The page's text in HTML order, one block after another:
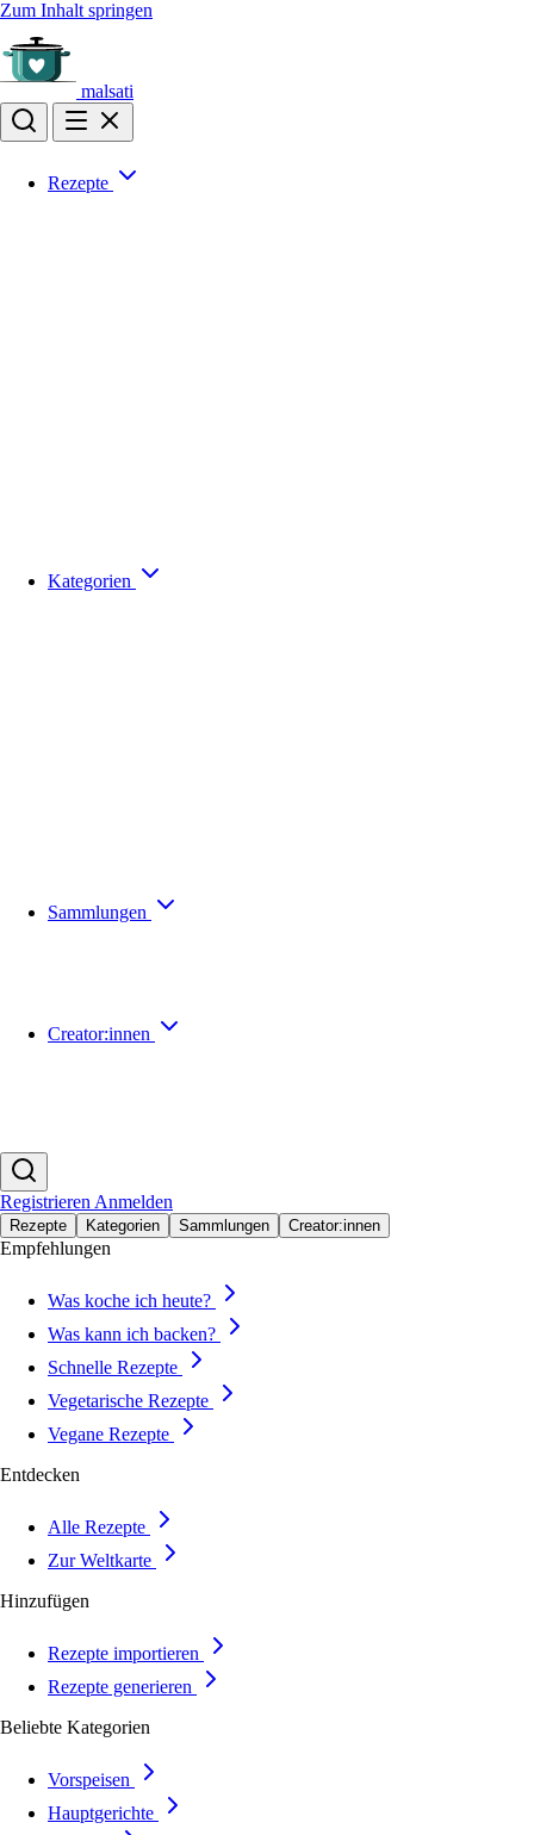
Zum Inhalt springen
malsati
Rezepte
Kategorien
Sammlungen
Creator:innen
Registrieren Anmelden
Rezepte Kategorien Sammlungen Creator:innen
Empfehlungen
Was koche ich heute?
Was kann ich backen?
Schnelle Rezepte
Vegetarische Rezepte
Vegane Rezepte
Entdecken
Alle Rezepte
Zur Weltkarte
Hinzufügen
Rezepte importieren
Rezepte generieren
Beliebte Kategorien
Vorspeisen
Hauptgerichte